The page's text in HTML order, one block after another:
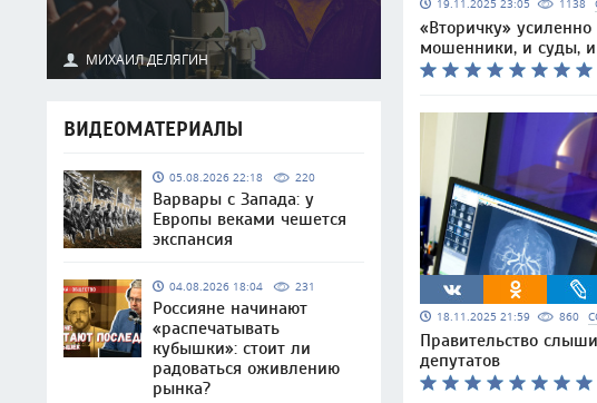
МИХАИЛ ДЕЛЯГИН
ВИДЕОМАТЕРИАЛЫ
05.08.2026 22:18 220
Варвары с Запада: у
Европы веками чешется
экспансия
04.08.2026 18:04 231
Россияне начинают
«распечатывать
кубышки»: стоит ли
радоваться оживлению
рынка?
19.11.2025 23:05 1138
«Вторичку» усиленно
мошенники, и суды,
18.11.2025 21:59 860
Правительство
депутатов